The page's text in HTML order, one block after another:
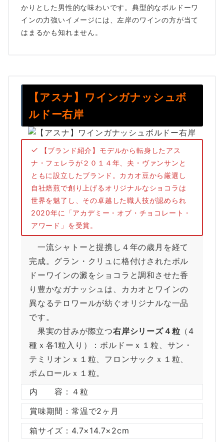
かりとした男性的な味わいです。典型的なボルドーワ
インの力強いイメージには、左岸のワインの方が当て
はまるかも知れません。
【アスナ】ワインガナッシュボ
ルドー右岸
【ブランド紹介】モデルから転身したアス
ナ・フェレラが２０１４年、夫・ヴァンサンと
ともに設立したブランド。カカオ豆から厳選し
自社焙煎で創り上げるオリジナルなショコラは
世界を魅了し、その卓越した職人技が認められ
2020年に「アカデミー・オブ・チョコレート・
アワード」を受賞。
一流シャトーと提携し４年の歳月を経て
完成。グラン・クリュに格付けされたボル
ドーワインの澱をショコラと調和させた香
り豊かなガナッシュは、カカオとワインの
異なるテロワールが紡ぐオリジナルな一品
です。
果実の甘みが際立つ右岸シリーズ４粒 （4
種ｘ各1粒入り）：ボルドーｘ１粒、サン・
テミリオンｘ１粒、フロンサックｘ１粒、
ポムロールｘ１粒。
内 容：４粒
賞味期間：常温で2ヶ月
箱サイズ：4.7×14.7×2cm